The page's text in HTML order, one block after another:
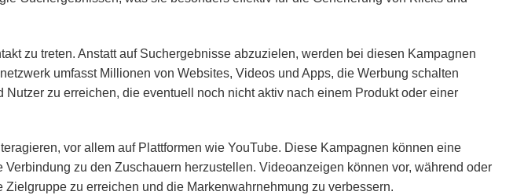
zu treten. Anstatt auf Suchergebnisse abzuzielen, werden bei diesen Kampagnen
umfasst Millionen von Websites, Videos und Apps, die Werbung schalten
zu erreichen, die eventuell noch nicht aktiv nach einem Produkt oder einer
vor allem auf Plattformen wie YouTube. Diese Kampagnen können eine
zu den Zuschauern herzustellen. Videoanzeigen können vor, während oder
zu erreichen und die Markenwahrnehmung zu verbessern.